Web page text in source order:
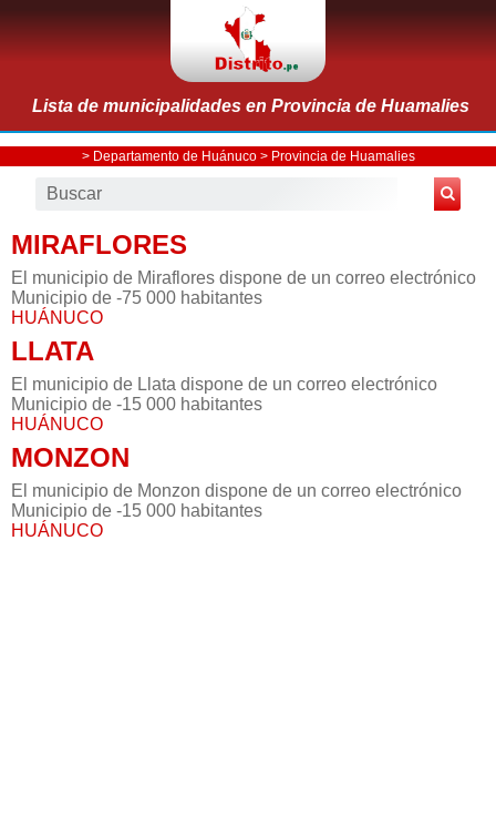
Lista de municipalidades en Provincia de Huamalies
> Departamento de Huánuco> Provincia de Huamalies
MIRAFLORES
El municipio de Miraflores dispone de un correo electrónico
Municipio de -75 000 habitantes
HUÁNUCO
LLATA
El municipio de Llata dispone de un correo electrónico
Municipio de -15 000 habitantes
HUÁNUCO
MONZON
El municipio de Monzon dispone de un correo electrónico
Municipio de -15 000 habitantes
HUÁNUCO